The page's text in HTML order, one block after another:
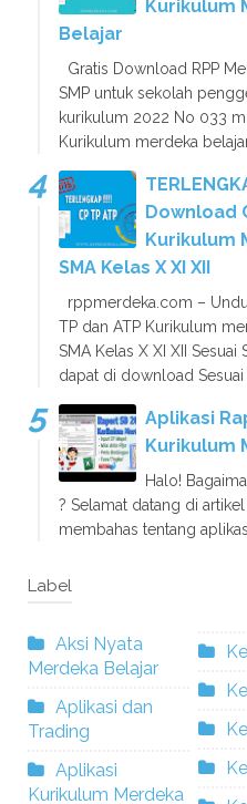
Kurikulum
Belajar
Gratis Download RPP
SMP untuk sekolah
kurikulum 2022 No 033
Kurikulum merdeka belajar
Download
Kurikulum
SMA Kelas X XI XII
rppmerdeka.com –
TP dan ATP Kurikulum
SMA Kelas X XI XII Sesuai
dapat di download Sesuai
Aplikasi
Kurikulum
Halo!
? Selamat datang di
membahas tentang
Label
Aksi Nyata
Merdeka Belajar
Aplikasi dan
Trading
Aplikasi
Kurikulum Merdeka